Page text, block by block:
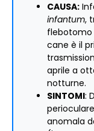
CAUSA:
infantum,
flebotomo
cane è il
aprile a
notturne.
SINTOMI:
anomala